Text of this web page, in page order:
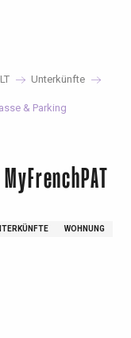
Unterkünfte
& Parking
WOHNUNG